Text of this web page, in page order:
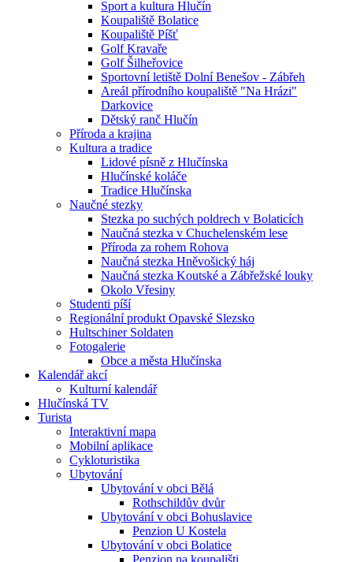
Sport a kultura Hlučín
Koupaliště Bolatice
Koupaliště Píšť
Golf Kravaře
Golf Šilheřovice
Sportovní letiště Dolní Benešov - Zábřeh
Areál přírodního koupaliště "Na Hrázi"
Darkovice
Dětský ranč Hlučín
Příroda a krajina
Kultura a tradice
Lidové písně z Hlučínska
Hlučínské koláče
Tradice Hlučínska
Naučné stezky
Stezka po suchých poldrech v Bolaticích
Naučná stezka v Chuchelenském lese
Příroda za rohem Rohova
Naučná stezka Hněvošický háj
Naučná stezka Koutské a Zábřežské louky
Okolo Vřesiny
Studenti píší
Regionální produkt Opavské Slezsko
Hultschiner Soldaten
Fotogalerie
Obce a města Hlučínska
Kalendář akcí
Kulturní kalendář
Hlučínská TV
Turista
Interaktivní mapa
Mobilní aplikace
Cykloturistika
Ubytování
Ubytování v obci Bělá
Rothschildův dvůr
Ubytování v obci Bohuslavice
Penzion U Kostela
Ubytování v obci Bolatice
Penzion na koupališti